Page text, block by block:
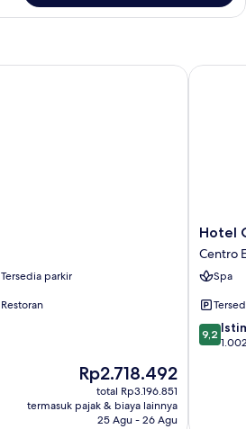
Tersedia parkir
Restoran
Harga
sekarang
Rp2.718.492
Rp2.718.492
total Rp3.196.851
termasuk pajak & biaya lainnya
25 Agu - 26 Agu
Hotel
Genova
Centro
Hotel
Centro
Spa
9.2
dari
9,2
Hotel